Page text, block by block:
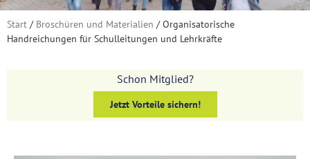
Start / Broschüren und Materialien / Organisatorische
Handreichungen für Schulleitungen und Lehrkräfte
Schon Mitglied?
Jetzt Vorteile sichern!